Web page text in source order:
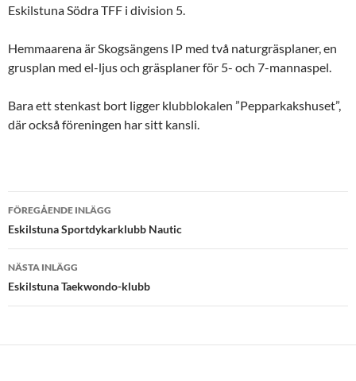
Eskilstuna Södra TFF i division 5.
Hemmaarena är Skogsängens IP med två naturgräsplaner, en
grusplan med el-ljus och gräsplaner för 5- och 7-mannaspel.
Bara ett stenkast bort ligger klubblokalen ”Pepparkakshuset”,
där också föreningen har sitt kansli.
Inläggsnavigering
FÖREGÅENDE INLÄGG
Eskilstuna Sportdykarklubb Nautic
NÄSTA INLÄGG
Eskilstuna Taekwondo-klubb